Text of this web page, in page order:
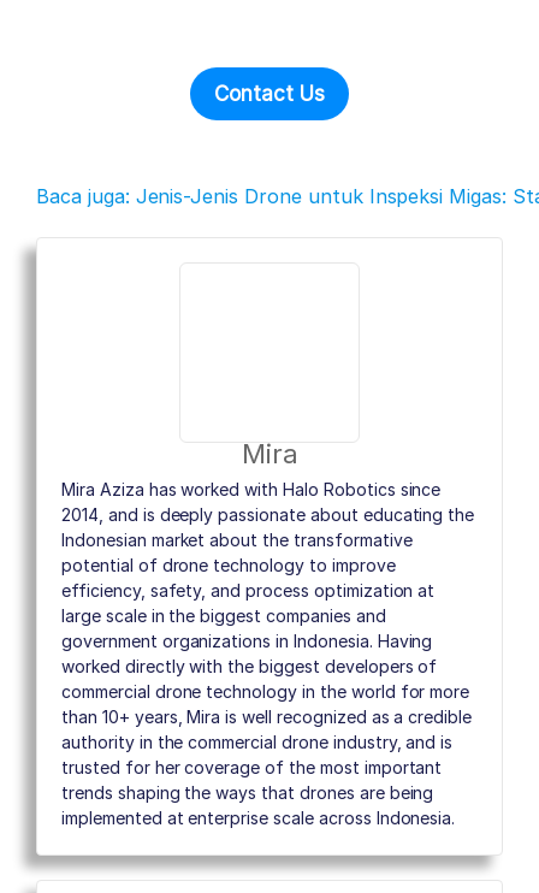
Contact Us
Baca juga: Jenis-Jenis Drone untuk Inspeksi Migas:
Mira
Mira Aziza has worked with Halo Robotics since
2014, and is deeply passionate about educating the
Indonesian market about the transformative
potential of drone technology to improve
efficiency, safety, and process optimization at
large scale in the biggest companies and
government organizations in Indonesia. Having
worked directly with the biggest developers of
commercial drone technology in the world for more
than 10+ years, Mira is well recognized as a credible
authority in the commercial drone industry, and is
trusted for her coverage of the most important
trends shaping the ways that drones are being
implemented at enterprise scale across Indonesia.